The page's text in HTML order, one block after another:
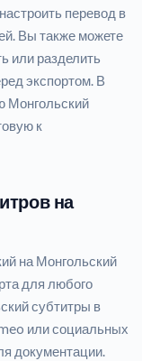
перевод в
Вы также можете
или разделить
экспортом. В
Монгольский
к
на
на Монгольский
для любого
субтитры в
или социальных
документации.